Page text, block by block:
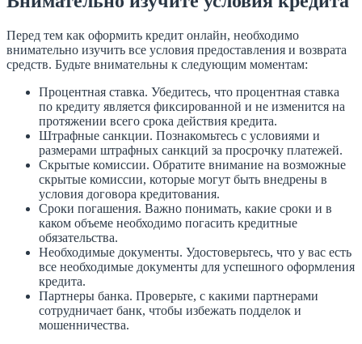
Перед тем как оформить кредит онлайн, необходимо
внимательно изучить все условия предоставления и возврата
средств. Будьте внимательны к следующим моментам:
Процентная ставка. Убедитесь, что процентная ставка
по кредиту является фиксированной и не изменится на
протяжении всего срока действия кредита.
Штрафные санкции. Познакомьтесь с условиями и
размерами штрафных санкций за просрочку платежей.
Скрытые комиссии. Обратите внимание на возможные
скрытые комиссии, которые могут быть внедрены в
условия договора кредитования.
Сроки погашения. Важно понимать, какие сроки и в
каком объеме необходимо погасить кредитные
обязательства.
Необходимые документы. Удостоверьтесь, что у вас есть
все необходимые документы для успешного оформления
кредита.
Партнеры банка. Проверьте, с какими партнерами
сотрудничает банк, чтобы избежать подделок и
мошенничества.